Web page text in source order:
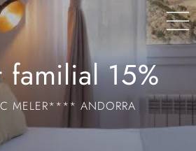
familial 15%
MELER**** ANDORRA